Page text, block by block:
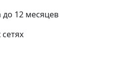
до 12 месяцев